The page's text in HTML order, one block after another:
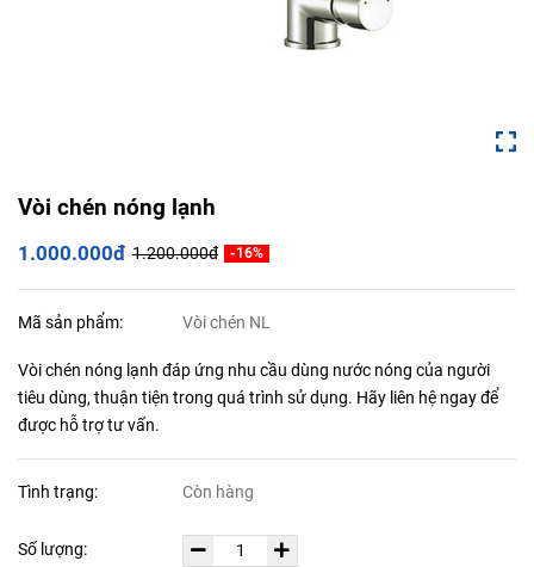
Vòi chén nóng lạnh
1.000.000đ 1.200.000đ -16%
Mã sản phẩm: Vòi chén NL
Vòi chén nóng lạnh đáp ứng nhu cầu dùng nước nóng của người
tiêu dùng, thuận tiện trong quá trình sử dụng. Hãy liên hệ ngay để
được hỗ trợ tư vấn.
Tình trạng: Còn hàng
Số lượng: